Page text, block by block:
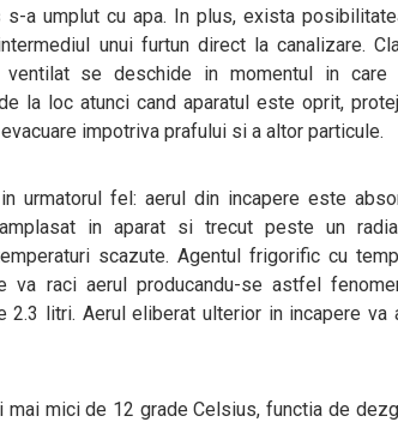
s-a umplut cu apa. In plus, exista
unui furtun direct la canalizare.
ventilat se deschide in momentul in care
la loc atunci cand aparatul este oprit,
impotriva prafului si a altor particule.
urmatorul fel: aerul din incapere este
in aparat si trecut peste un
scazute. Agentul frigorific cu
va raci aerul producandu-se astfel
litri. Aerul eliberat ulterior in incapere va
mici de 12 grade Celsius, functia de